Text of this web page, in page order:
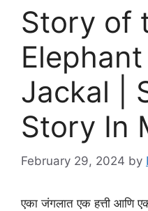
Story of
Jackal |
Story In
February 29, 2024 by
एका जंगलात एक हत्ती आणि